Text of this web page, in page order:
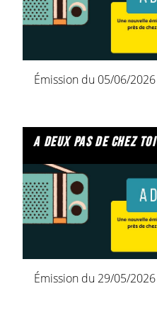
Émission du 05/06/2026
a deux pas de chez toi
Émission du 29/05/2026